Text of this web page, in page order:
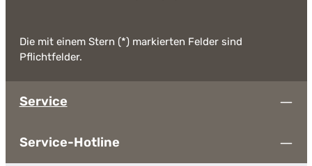
Die mit einem Stern (*) markierten Felder sind
Pflichtfelder.
Service
Service-Hotline